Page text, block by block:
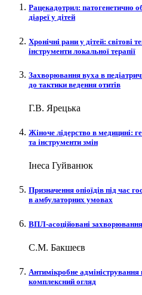
Рацекадотрил: патогенетично
діареї у дітей
Хронічні рани у дітей: світові
інструменти локальної терапії
Захворювання вуха в
до тактики ведення отитів
Г.В. Ярецька
Жіноче лідерство в медицині:
та інструменти змін
Інеса Гуйванюк
Призначення опіоїдів під час
в амбулаторних умовах
ВПЛ-асоційовані
С.М. Бакшеєв
Антимікробне адміністрування
комплексний огляд